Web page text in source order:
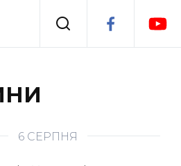
6 СЕРПНЯ